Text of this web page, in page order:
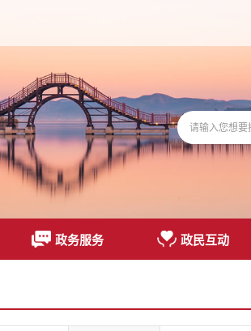
政务服务 政民互动